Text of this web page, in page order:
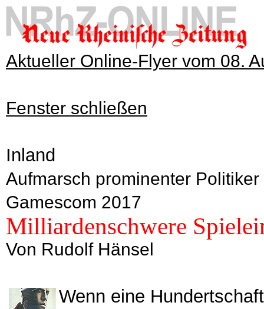
Aktueller Online-Flyer vom 08.
Fenster schließen
Inland
Aufmarsch prominenter
Gamescom 2017
Milliardenschwere
Von Rudolf Hänsel
Wenn eine